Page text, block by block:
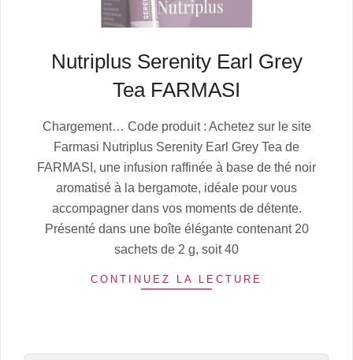
Nutriplus Serenity Earl Grey
Tea FARMASI
07-
Chargement… Code produit : Achetez sur le site
Farmasi Nutriplus Serenity Earl Grey Tea de
FARMASI, une infusion raffinée à base de thé noir
aromatisé à la bergamote, idéale pour vous
accompagner dans vos moments de détente.
Présenté dans une boîte élégante contenant 20
sachets de 2 g, soit 40
CONTINUEZ LA LECTURE